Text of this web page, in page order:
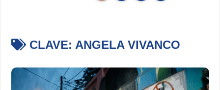
CLAVE: ANGELA VIVANCO